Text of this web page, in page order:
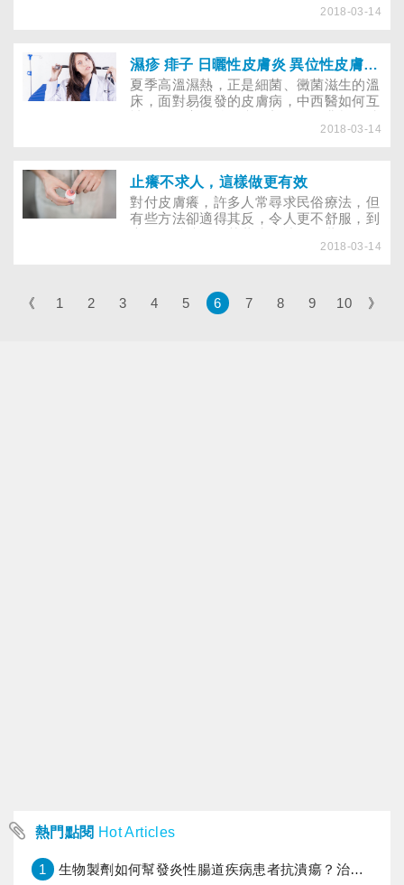
金屬、化學添加劑、花草等所誘發？找出
2018-03-14
濕疹 痱子 日曬性皮膚炎 異位性皮膚炎 中西醫如何止癢
夏季高溫濕熱，正是細菌、黴菌滋生的溫
床，面對易復發的皮膚病，中西醫如何互
療法，使用上又要注意什麼？治療皮膚
反覆發生；西醫則偏重發炎症狀的緩解；
兩者療程不同，卻都可以達到治病的目
的。若要中西醫合併治療，只要錯開吃藥
時間，就能讓身體「內外兼修」。
2018-03-14
止癢不求人，這樣做更有效
對付皮膚癢，許多人常尋求民俗療法，但
有些方法卻適得其反，令人更不舒服，到
個才是迅速、有效又不傷身的止癢法？
2018-03-14
《 1 2 3 4 5 6 7 8 9 10 》
熱門點閱 Hot Articles
1 生物製劑如何幫發炎性腸道疾病患者抗潰瘍？治療進展與健保給付困境一次看